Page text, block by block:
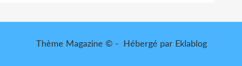
Thème Magazine © - Hébergé par Eklablog